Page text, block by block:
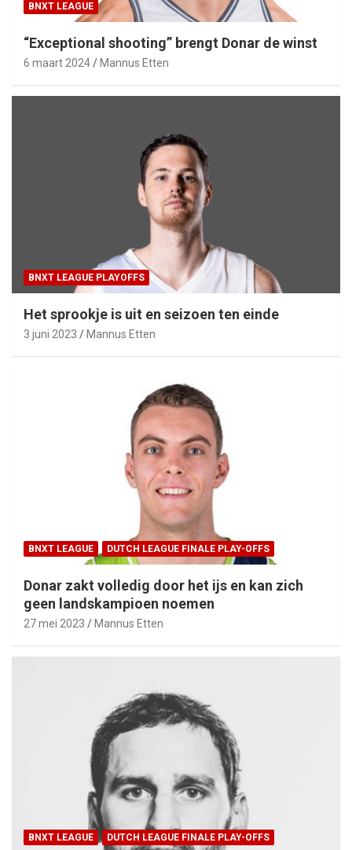
BNXT LEAGUE
“Exceptional shooting” brengt Donar de winst
6 maart 2024 Mannus Etten
BNXT LEAGUE PLAYOFFS
Het sprookje is uit en seizoen ten einde
3 juni 2023 Mannus Etten
BNXT LEAGUE DUTCH LEAGUE FINALE PLAY-OFFS
Donar zakt volledig door het ijs en kan zich
geen landskampioen noemen
27 mei 2023 Mannus Etten
BNXT LEAGUE DUTCH LEAGUE FINALE PLAY-OFFS